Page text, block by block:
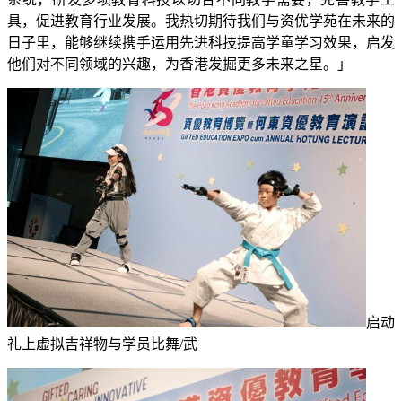
具，促进教育行业发展。我热切期待我们与资优学苑在未来的
日子里，能够继续携手运用先进科技提高学童学习效果，启发
他们对不同领域的兴趣，为香港发掘更多未来之星。」
启动
礼上虚拟吉祥物与学员比舞/武